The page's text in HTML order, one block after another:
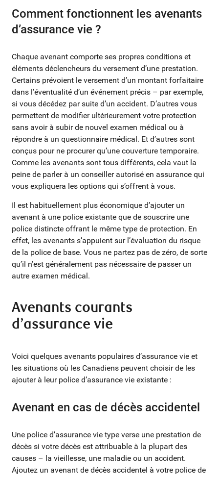
Comment fonctionnent les avenants
d’assurance vie ?
Chaque avenant comporte ses propres conditions et
éléments déclencheurs du versement d’une prestation.
Certains prévoient le versement d’un montant forfaitaire
dans l’éventualité d’un événement précis – par exemple,
si vous décédez par suite d’un accident. D’autres vous
permettent de modifier ultérieurement votre protection
sans avoir à subir de nouvel examen médical ou à
répondre à un questionnaire médical. Et d’autres sont
conçus pour ne procurer qu’une couverture temporaire.
Comme les avenants sont tous différents, cela vaut la
peine de parler à un conseiller autorisé en assurance qui
vous expliquera les options qui s’offrent à vous.
Il est habituellement plus économique d’ajouter un
avenant à une police existante que de souscrire une
police distincte offrant le même type de protection. En
effet, les avenants s’appuient sur l’évaluation du risque
de la police de base. Vous ne partez pas de zéro, de sorte
qu’il n’est généralement pas nécessaire de passer un
autre examen médical.
Avenants courants
d’assurance vie
Voici quelques avenants populaires d’assurance vie et
les situations où les Canadiens peuvent choisir de les
ajouter à leur police d’assurance vie existante :
Avenant en cas de décès accidentel
Une police d’assurance vie type verse une prestation de
décès si votre décès est attribuable à la plupart des
causes – la vieillesse, une maladie ou un accident.
Ajoutez un avenant de décès accidentel à votre police de